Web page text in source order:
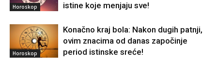
Horoskop
istine koje menjaju sve!
Horoskop
Konačno kraj bola: Nakon dugih patnji,
ovim znacima od danas započinje
period istinske sreće!